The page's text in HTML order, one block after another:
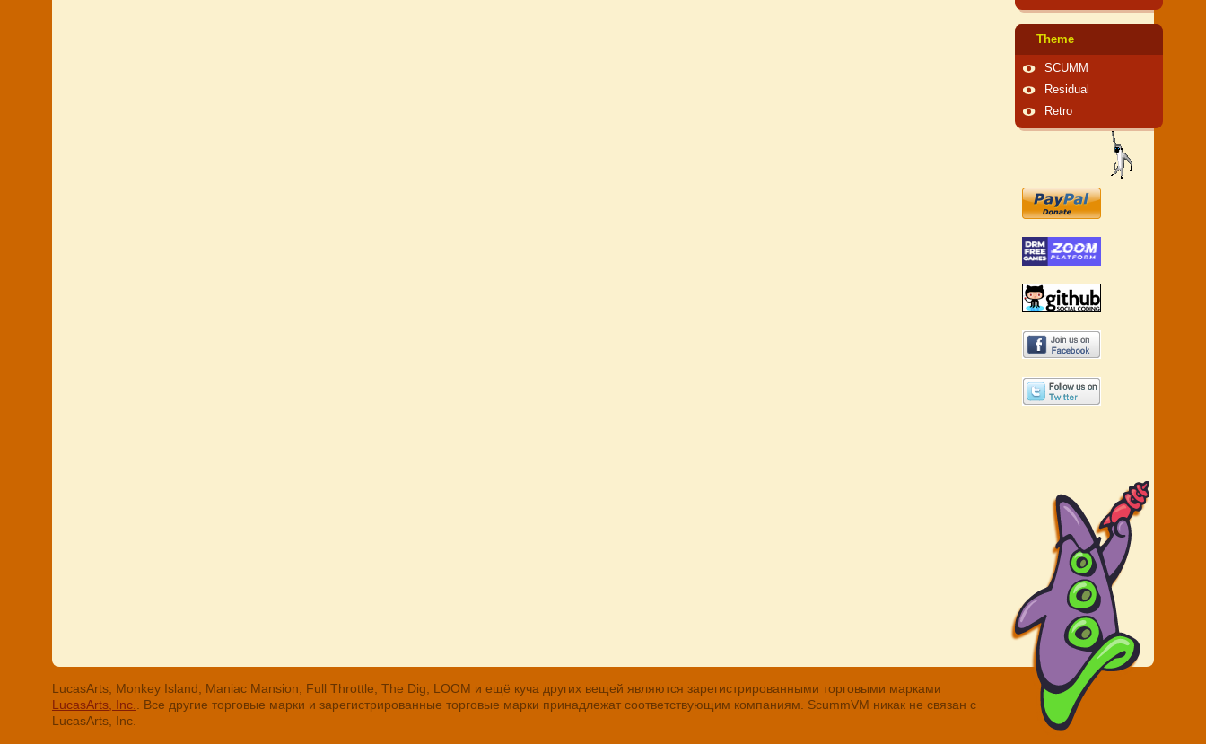
Theme
SCUMM
Residual
Retro
LucasArts, Monkey Island, Maniac Mansion, Full Throttle, The Dig, LOOM и ещё куча других вещей являются зарегистрированными торговыми марками
LucasArts, Inc.
. Все другие торговые марки и зарегистрированные торговые марки принадлежат соответствующим компаниям. ScummVM никак не связан с
LucasArts, Inc.